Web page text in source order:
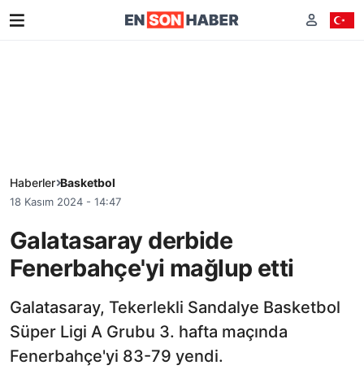
Haberler Basketbol
18 Kasım 2024 - 14:47
Galatasaray derbide
Fenerbahçe'yi mağlup etti
Galatasaray, Tekerlekli Sandalye Basketbol
Süper Ligi A Grubu 3. hafta maçında
Fenerbahçe'yi 83-79 yendi.